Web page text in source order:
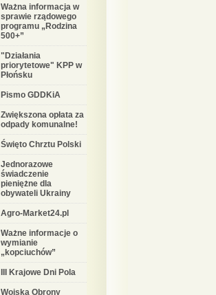
Ważna informacja w
sprawie rządowego
programu „Rodzina
500+”
"Działania
priorytetowe" KPP w
Płońsku
Pismo GDDKiA
Zwiększona opłata za
odpady komunalne!
Święto Chrztu Polski
Jednorazowe
świadczenie
pieniężne dla
obywateli Ukrainy
Agro-Market24.pl
Ważne informacje o
wymianie
„kopciuchów”
III Krajowe Dni Pola
Wojska Obrony